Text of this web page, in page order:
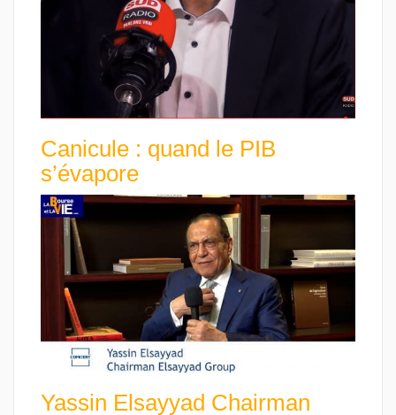
Canicule : quand le PIB
s’évapore
Yassin Elsayyad Chairman